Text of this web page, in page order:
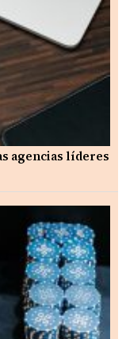
agencias líderes